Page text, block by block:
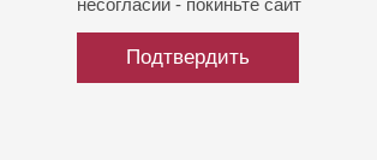
несогласии - покиньте сайт
Подтвердить